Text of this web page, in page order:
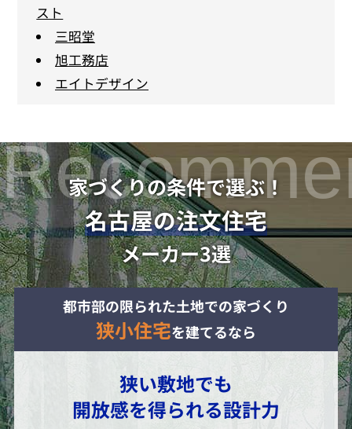
スト
三昭堂
旭工務店
エイトデザイン
家づくりの条件で選ぶ！
名古屋の注文住宅
メーカー3選
都市部の限られた土地での家づくり
狭小住宅を建てるなら
狭い敷地でも
開放感を得られる設計力